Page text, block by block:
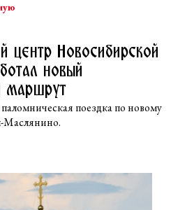
центр Новосибирской
новый
маршрут
паломническая поездка по новому
Маслянино.